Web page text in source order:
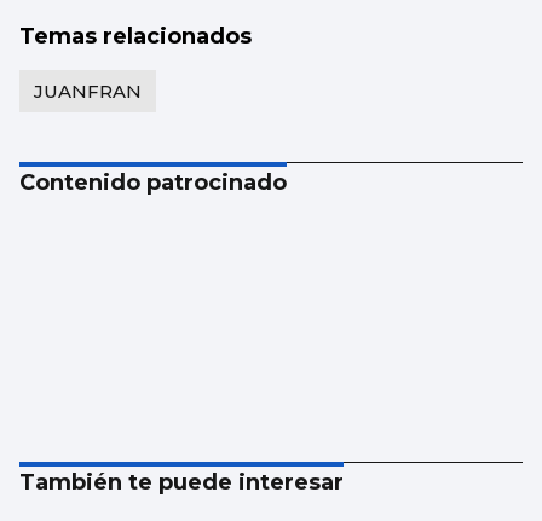
Temas relacionados
JUANFRAN
Contenido patrocinado
También te puede interesar